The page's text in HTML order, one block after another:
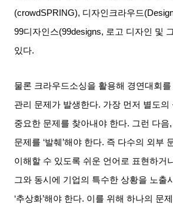
(crowdSPRING), 디자인크라우드
99디자인스(99designs, 로고 디자인 및
있다.
물론 크라우드소싱을 활용해 경연대회를
관리 문제가 발생한다. 가장 먼저 별도의
중요한 문제를 찾아내야 한다. 그런 다음,
문제를 ‘발췌 ’해야 한다. 즉 다수의 외부
이해할 수 있도록 쉬운 언어로 표현하거
그와 동시에 기업의 특수한 상황을 노출
‘추상화’해야 한다. 이를 위해 하나의 문